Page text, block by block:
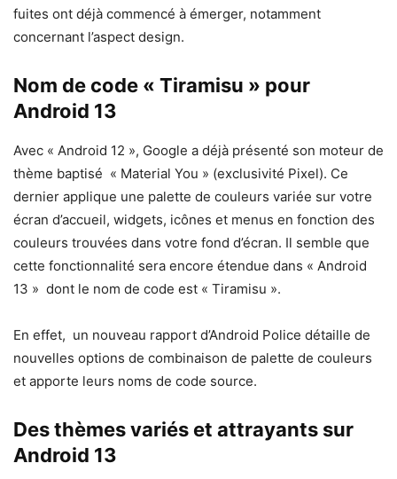
fuites ont déjà commencé à émerger, notamment
concernant l’aspect design.
Nom de code « Tiramisu » pour
Android 13
Avec « Android 12 », Google a déjà présenté son moteur de
thème baptisé « Material You » (exclusivité Pixel). Ce
dernier applique une palette de couleurs variée sur votre
écran d’accueil, widgets, icônes et menus en fonction des
couleurs trouvées dans votre fond d’écran. Il semble que
cette fonctionnalité sera encore étendue dans « Android
13 » dont le nom de code est « Tiramisu ».
En effet, un nouveau rapport d’Android Police détaille de
nouvelles options de combinaison de palette de couleurs
et apporte leurs noms de code source.
Des thèmes variés et attrayants sur
Android 13